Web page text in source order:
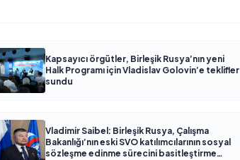
Kapsayıcı örgütler, Birleşik Rusya’nın yeni
Halk Programı için Vladislav Golovin’e teklifler
sundu
Vladimir Saibel: Birleşik Rusya, Çalışma
Bakanlığı’nın eski SVO katılımcılarının sosyal
sözleşme edinme sürecini basitleştirme